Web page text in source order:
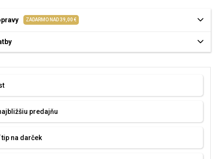
ZADARMO NAD 39,00 €
predajňu
na darček